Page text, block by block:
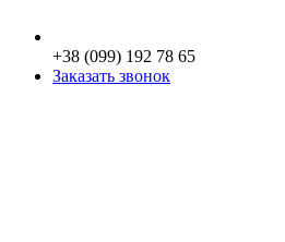
+38 (099) 192 78 65
Заказать звонок